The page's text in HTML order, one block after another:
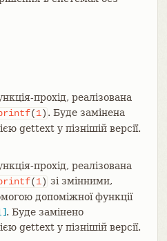
прохід, реалізована
(1) . Буде замінена
gettext у пізнішій версії.
прохід, реалізована
(1) зі змінними,
допоміжної функції
. Буде замінено
gettext у пізнішій версії.